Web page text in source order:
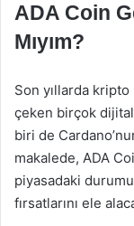
ADA Coin
Mıyım?
Son yıllarda kripto
çeken birçok dijital
biri de
makalede, ADA
piyasadaki
fırsatlarını ele